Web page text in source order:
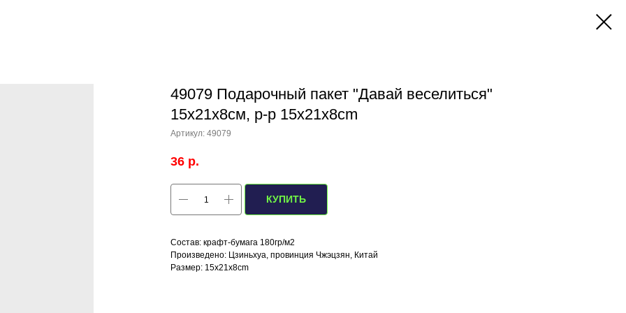
49079 Подарочный пакет "Давай веселиться"
15х21х8см, р-р 15x21x8cm
Артикул: 49079
36 р.
КУПИТЬ
Состав: крафт-бумага 180гр/м2
Произведено: Цзиньхуа, провинция Чжэцзян, Китай
Размер: 15x21x8cm